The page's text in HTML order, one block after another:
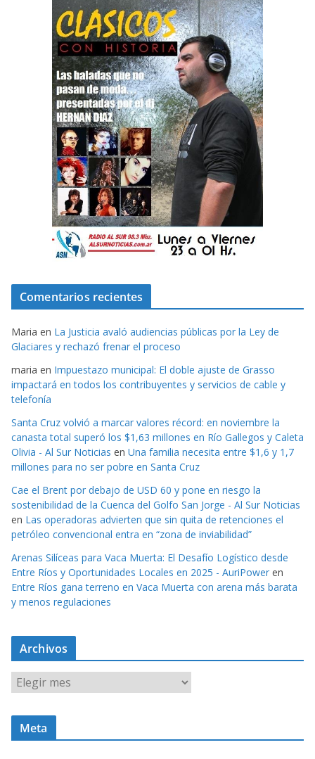
Comentarios recientes
Maria en La Justicia avaló audiencias públicas por la Ley de
Glaciares y rechazó frenar el proceso
maria en Impuestazo municipal: El doble ajuste de Grasso
impactará en todos los contribuyentes y servicios de cable y
telefonía
Santa Cruz volvió a marcar valores récord: en noviembre la
canasta total superó los $1,63 millones en Río Gallegos y Caleta
Olivia - Al Sur Noticias en Una familia necesita entre $1,6 y 1,7
millones para no ser pobre en Santa Cruz
Cae el Brent por debajo de USD 60 y pone en riesgo la
sostenibilidad de la Cuenca del Golfo San Jorge - Al Sur Noticias
en Las operadoras advierten que sin quita de retenciones el
petróleo convencional entra en “zona de inviabilidad”
Arenas Silíceas para Vaca Muerta: El Desafío Logístico desde
Entre Ríos y Oportunidades Locales en 2025 - AuriPower en
Entre Ríos gana terreno en Vaca Muerta con arena más barata
y menos regulaciones
Archivos
r
c
Meta